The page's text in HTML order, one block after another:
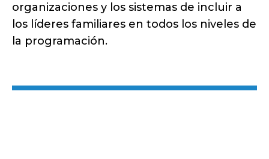
organizaciones y los sistemas de incluir a
los líderes familiares en todos los niveles de
la programación.